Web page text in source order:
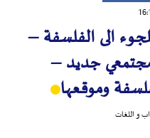
الى الفلسفة –
جديد –
وموقعها
و اللغات